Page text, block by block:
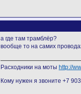
а где там трамблёр?
вообще то на самих
Расходники на моты http://
Кому нужен я звоните +7